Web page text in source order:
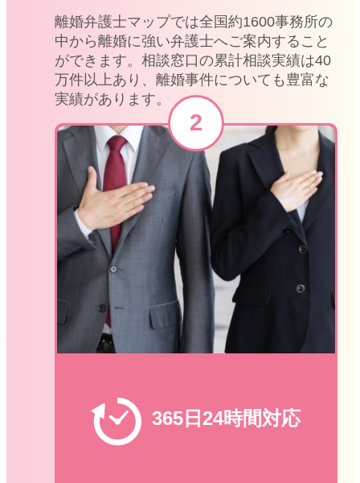
離婚弁護士マップでは全国約1600事務所の
中から離婚に強い弁護士へご案内すること
ができます。相談窓口の累計相談実績は40
万件以上あり、離婚事件についても豊富な
実績があります。
365日24時間対応